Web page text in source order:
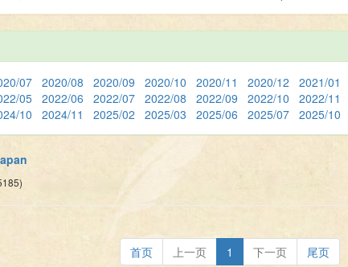
07 2020/08 2020/09 2020/10 2020/11 2020/12 2021/01
05 2022/06 2022/07 2022/08 2022/09 2022/10 2022/11
10 2024/11 2025/02 2025/03 2025/06 2025/07 2025/10
首页 上一页 1 下一页 尾页